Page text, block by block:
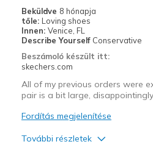
Width
Sizing
View On Shoes
Shoes are for
Beküldve 8 hónapja
tőle: Loving shoes
Innen: Venice, FL
Describe Yourself Conservative
Beszámoló készült itt:
skechers.com
All of my previous orders were
pair is a bit large, disappointingly
Fordítás megjelenítése
További részletek